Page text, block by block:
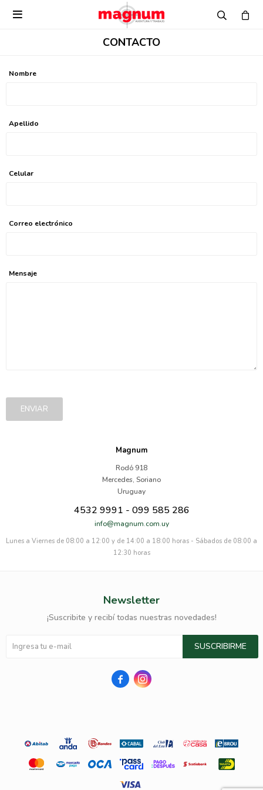

CONTACTO
Nombre
Apellido
Celular
Correo electrónico
Mensaje
ENVIAR
Magnum
Rodó 918
Mercedes, Soriano
Uruguay
4532 9991 - 099 585 286
info@magnum.com.uy
Lunes a Viernes de 08:00 a 12:00 y de 14:00 a 18:00 horas - Sábados de 08:00 a
12:30 horas
Newsletter
¡Suscribite y recibí todas nuestras novedades!
SUSCRIBIRME
 